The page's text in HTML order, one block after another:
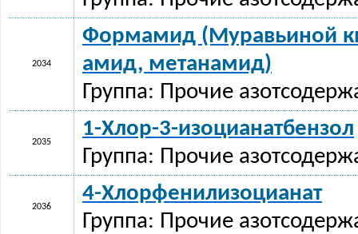
2034
Формамид (Муравьиной
амид, метанамид)
Группа: Прочие
2035
1-Хлор-3-изоцианатбензол
Группа: Прочие
2036
4-Хлорфенилизоцианат
Группа: Прочие